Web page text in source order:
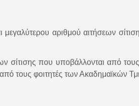
μεγαλύτερου αριθμού αιτήσεων
σίτισης που υποβάλλονται από
τους φοιτητές των Ακαδημαϊκών